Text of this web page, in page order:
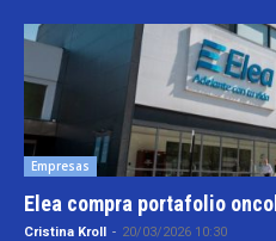
Empresas
Elea compra portafolio
Cristina Kroll - 20/03/2026 10:30